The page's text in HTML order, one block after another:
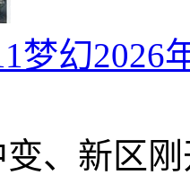
梦幻2026
变、新区